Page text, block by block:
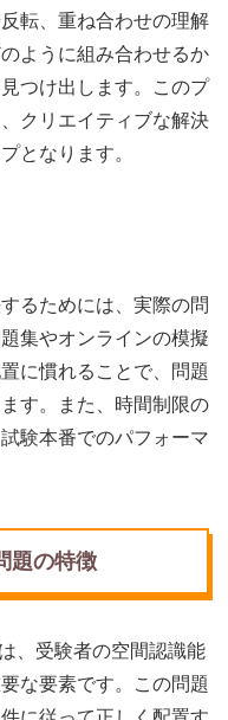
転、重ね合わせの理解
ように組み合わせるか
つけ出します。このプ
クリエイティブな解決
となります。
るためには、実際の問
集やオンラインの模擬
に慣れることで、問題
す。また、時間制限の
験本番でのパフォーマ
題の特徴
、受験者の空間認識能
な要素です。この問題